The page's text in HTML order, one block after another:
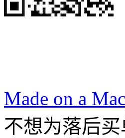
Made on a Mac
不想为落后